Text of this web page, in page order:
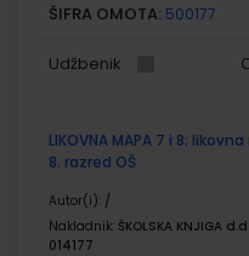
ŠIFRA OMOTA: 500177
Udžbenik
LIKOVNA MAPA 7 i 8;
8. razred OŠ
Autor(i): /
Nakladnik: ŠKOLSKA KNJIGA d.d.
014177